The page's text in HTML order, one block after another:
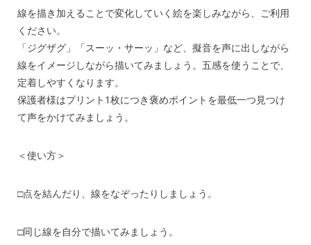
線を描き加えることで変化していく絵を楽しみながら、ご利用
ください。
「ジグザグ」「スーッ・サーッ」など、擬音を声に出しながら
線をイメージしながら描いてみましょう。五感を使うことで、
定着しやすくなります。
保護者様はプリント1枚につき褒めポイントを最低一つ見つけ
て声をかけてみましょう。
＜使い方＞
□点を結んだり、線をなぞったりしましょう。
□同じ線を自分で描いてみましょう。